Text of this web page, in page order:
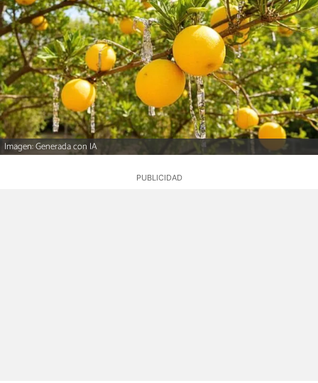
Imagen: Generada con IA